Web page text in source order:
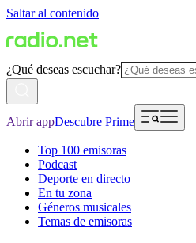
Saltar al contenido
¿Qué deseas escuchar?
Abrir appDescubre Prime
Top 100 emisoras
Podcast
Deporte en directo
En tu zona
Géneros musicales
Temas de emisoras